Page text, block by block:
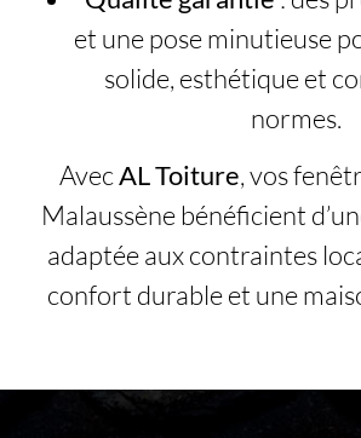
et une pose minutieuse
solide, esthétique et
normes.
AvecAL Toiture, vos
Malaussène bénéficient
adaptée aux contraintes
confort durable et une